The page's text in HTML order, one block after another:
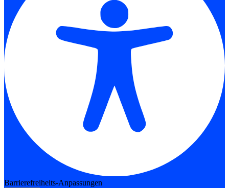
Barrierefreiheits-Anpassungen